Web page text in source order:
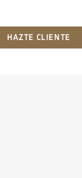
HAZTE CLIENTE